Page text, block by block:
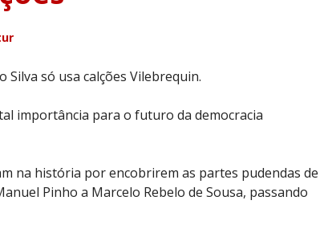
Silva só usa calções Vilebrequin.
importância para o futuro da democracia
na história por encobrirem as partes pudendas de
Pinho a Marcelo Rebelo de Sousa, passando